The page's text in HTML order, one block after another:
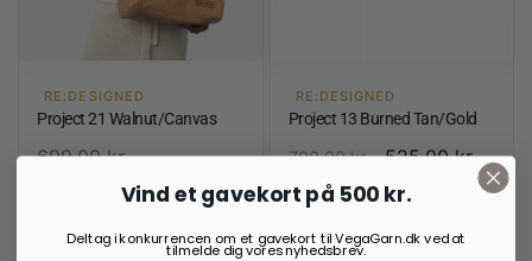
RE:DESIGNED
Project 21 Walnut/Canvas
699,00kr.
RE:DESIGNED
Project 13 Burned Tan/Gold
700,00kr. 525,00kr.
Vind et gavekort på 500 kr.
Deltag i konkurrencen om et gavekort til VegaGarn.dk ved at
tilmelde dig vores nyhedsbrev.